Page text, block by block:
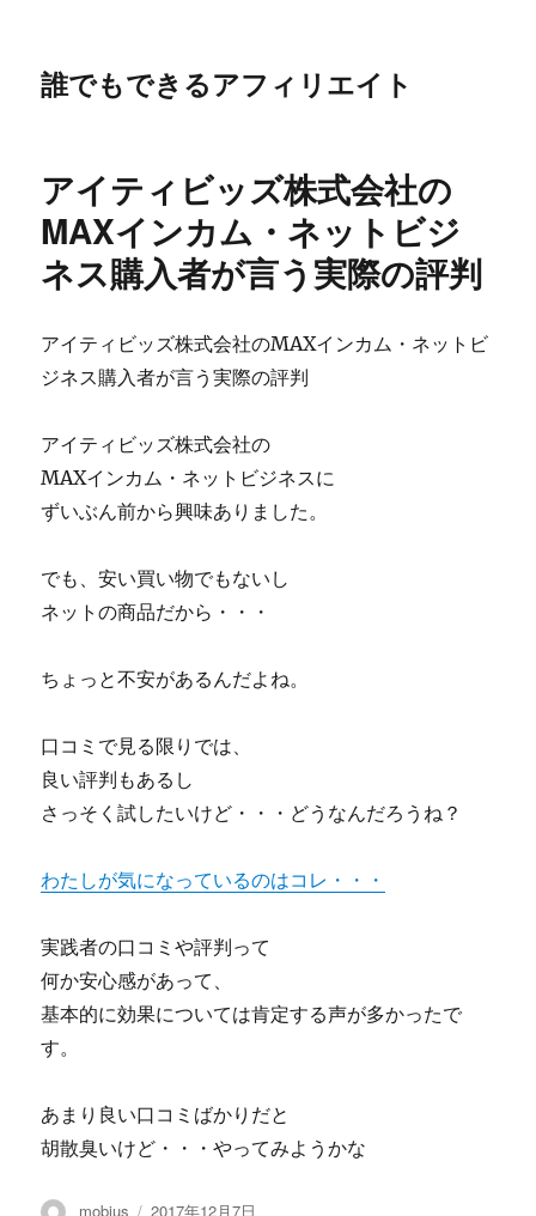
誰でもできるアフィリエイト
アイティビッズ株式会社の
MAXインカム・ネットビジ
ネス購入者が言う実際の評判
アイティビッズ株式会社のMAXインカム・ネットビ
ジネス購入者が言う実際の評判
アイティビッズ株式会社の
MAXインカム・ネットビジネスに
ずいぶん前から興味ありました。
でも、安い買い物でもないし
ネットの商品だから・・・
ちょっと不安があるんだよね。
口コミで見る限りでは、
良い評判もあるし
さっそく試したいけど・・・どうなんだろうね？
わたしが気になっているのはコレ・・・
実践者の口コミや評判って
何か安心感があって、
基本的に効果については肯定する声が多かったで
す。
あまり良い口コミばかりだと
胡散臭いけど・・・やってみようかな
投
mobius
投
2017年12月7日